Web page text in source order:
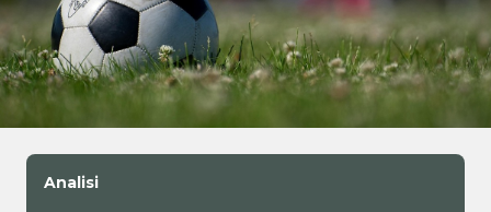
Analisi